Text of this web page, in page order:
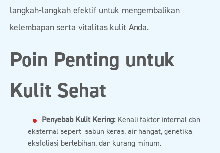
langkah-langkah efektif untuk mengembalikan
kelembapan serta vitalitas kulit Anda.
Poin Penting untuk
Kulit Sehat
Penyebab Kulit Kering:Kenali faktor internal dan
eksternal seperti sabun keras, air hangat, genetika,
eksfoliasi berlebihan, dan kurang minum.